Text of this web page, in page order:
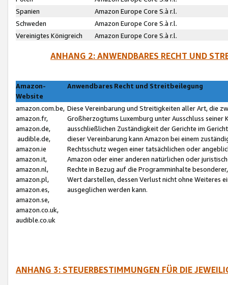
Spanien
Amazon Europe Core S.à r.l.
Schweden
Amazon Europe Core S.à r.l.
Vereinigtes Königreich
Amazon Europe Core S.à r.l.
ANHANG 2: ANWENDBARES RECHT UND
Amazon-
Website
Anwendbares Recht und Streitbeilegung
amazon.com.be,
amazon.fr,
amazon.de,
audible.de,
amazon.ie
amazon.it,
amazon.nl,
amazon.pl,
amazon.es,
amazon.se,
amazon.co.uk,
audible.co.uk
Diese Vereinbarung und Streitigkeiten aller Art, die
Großherzogtums Luxemburg unter Ausschluss
ausschließlichen Zuständigkeit der Gerichte im
dieser Vereinbarung kann Amazon bei einem
Rechtsschutz wegen einer tatsächlichen oder
Amazon oder einer anderen natürlichen oder
Rechte in Bezug auf die Programminhalte
Wert darstellen, dessen Verlust nicht ohne Weiteres
ausgeglichen werden kann.
ANHANG 3: STEUERBESTIMMUNGEN FÜR DIE